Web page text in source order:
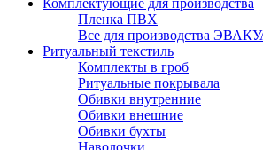
Комплектующие для производства
Пленка ПВХ
Все для производства
Ритуальный текстиль
Комплекты в гроб
Ритуальные покрывала
Обивки внутренние
Обивки внешние
Обивки бухты
Наволочки